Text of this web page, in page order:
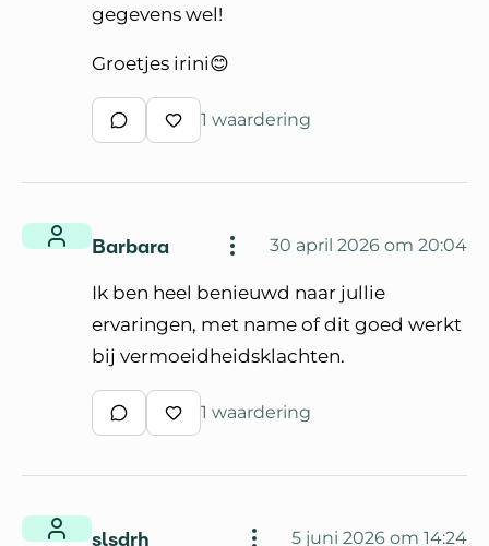
gegevens wel!
Groetjes irini😊
Schrijf een reactie
Waardeer reactie
1 waardering
Barbara 30 april 2026 om 20:04
Ik ben heel benieuwd naar jullie
ervaringen, met name of dit goed werkt
bij vermoeidheidsklachten.
Schrijf een reactie
Waardeer reactie
1 waardering
slsdrh 5 juni 2026 om 14:24